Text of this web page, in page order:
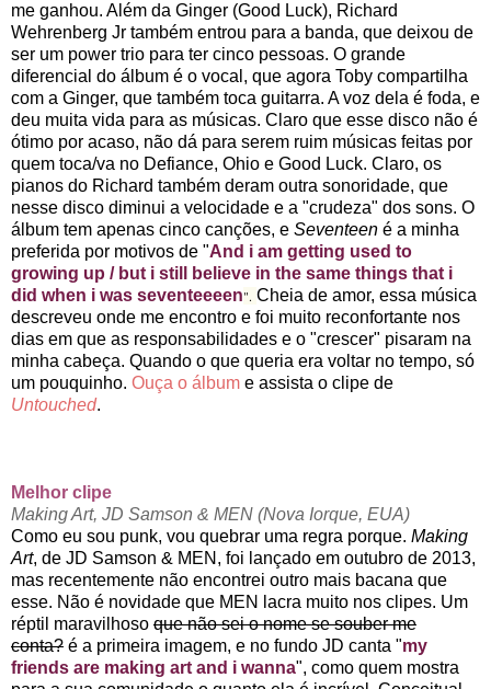
me ganhou. Além da Ginger (Good Luck), Richard
Wehrenberg Jr também entrou para a banda, que deixou de
ser um power trio para ter cinco pessoas. O grande
diferencial do álbum é o vocal, que agora Toby compartilha
com a Ginger, que também toca guitarra. A voz dela é foda, e
deu muita vida para as músicas. Claro que esse disco não é
ótimo por acaso, não dá para serem ruim músicas feitas por
quem toca/va no Defiance, Ohio e Good Luck. Claro, os
pianos do Richard também deram outra sonoridade, que
nesse disco diminui a velocidade e a "crudeza" dos sons. O
álbum tem apenas cinco canções, e Seventeen é a minha
preferida por motivos de "And i am getting used to
growing up / but i still believe in the same things that i
did when i was seventeeeen". Cheia de amor, essa música
descreveu onde me encontro e foi muito reconfortante nos
dias em que as responsabilidades e o "crescer" pisaram na
minha cabeça. Quando o que queria era voltar no tempo, só
um pouquinho. Ouça o álbum e assista o clipe de
Untouched.
Melhor clipe
Making Art, JD Samson & MEN (Nova Iorque, EUA)
Como eu sou punk, vou quebrar uma regra porque. Making
Art, de JD Samson & MEN, foi lançado em outubro de 2013,
mas recentemente não encontrei outro mais bacana que
esse. Não é novidade que MEN lacra muito nos clipes. Um
réptil maravilhoso que não sei o nome se souber me
conta? é a primeira imagem, e no fundo JD canta "my
friends are making art and i wanna", como quem mostra